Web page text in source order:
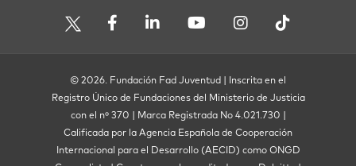
© 2026. Fundación Fad Juventud | Inscrita en el
Registro Único de Fundaciones del Ministerio de Justicia
con el nº 370 | Marca Registrada No 4.021.730 |
Calificada por la Agencia Española de Cooperación
Internacional para el Desarrollo (AECID) como ONGD